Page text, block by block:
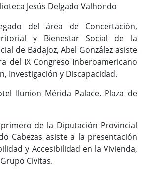
Jesús Delgado Valhondo
del área de Concertación,
y Bienestar Social de la
de Badajoz, Abel González asiste
del IX Congreso Inberoamericano
Investigación y Discapacidad.
Ilunion Mérida Palace. Plaza de
de la Diputación Provincial
Cabezas asiste a la presentación
y Accesibilidad en la Vivienda,
Civitas.